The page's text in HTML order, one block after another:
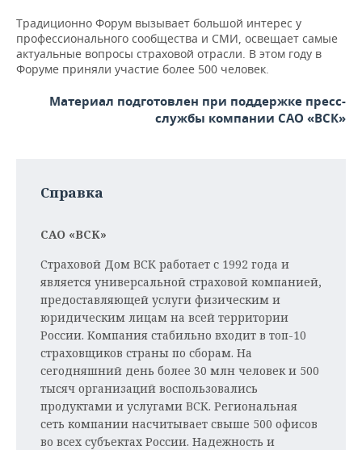
Традиционно Форум вызывает большой интерес у
профессионального сообщества и СМИ, освещает самые
актуальные вопросы страховой отрасли. В этом году в
Форуме приняли участие более 500 человек.
Материал подготовлен при поддержке пресс-
службы компании САО «ВСК»
Справка
САО «ВСК»
Страховой Дом ВСК работает с 1992 года и
является универсальной страховой компанией,
предоставляющей услуги физическим и
юридическим лицам на всей территории
России. Компания стабильно входит в топ-10
страховщиков страны по сборам. На
сегодняшний день более 30 млн человек и 500
тысяч организаций воспользовались
продуктами и услугами ВСК. Региональная
сеть компании насчитывает свыше 500 офисов
во всех субъектах России. Надежность и